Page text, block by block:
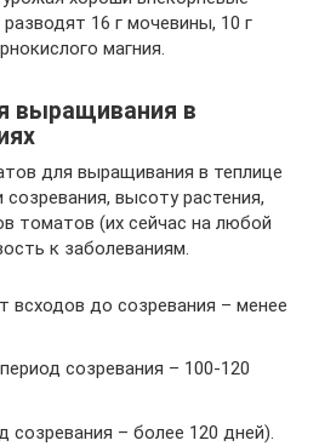
16 г мочевины, 10 г
магния.
выращивания в
для выращивания в теплице
высоту растения,
томатов (их сейчас на любой
к заболеваниям.
всходов до созревания – менее
созревания – 100-120
созревания – более 120 дней).